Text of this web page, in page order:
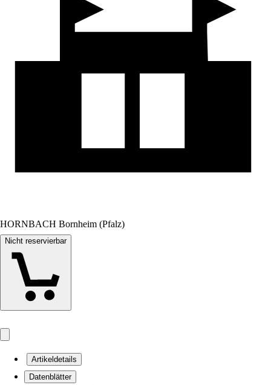
HORNBACH Bornheim (Pfalz)
Nicht reservierbar
Artikeldetails
Datenblätter